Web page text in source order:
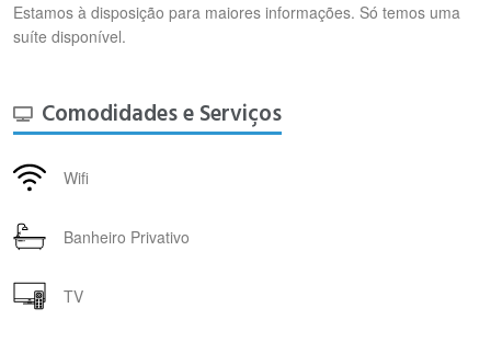
Estamos à disposição para maiores informações. Só temos uma
suíte disponível.
Comodidades e Serviços
Wifi
Banheiro Privativo
TV